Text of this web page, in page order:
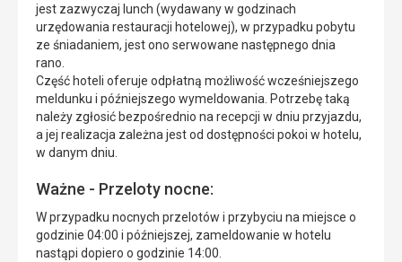
jest zazwyczaj lunch (wydawany w godzinach
urzędowania restauracji hotelowej), w przypadku pobytu
ze śniadaniem, jest ono serwowane następnego dnia
rano.
Część hoteli oferuje odpłatną możliwość wcześniejszego
meldunku i późniejszego wymeldowania. Potrzebę taką
należy zgłosić bezpośrednio na recepcji w dniu przyjazdu,
a jej realizacja zależna jest od dostępności pokoi w hotelu,
w danym dniu.
Ważne - Przeloty nocne:
W przypadku nocnych przelotów i przybyciu na miejsce o
godzinie 04:00 i późniejszej, zameldowanie w hotelu
nastąpi dopiero o godzinie 14:00.